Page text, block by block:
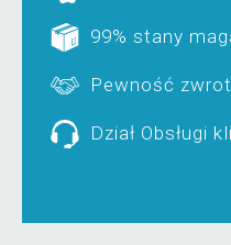
99% stany
Pewność
Dział Obsługi